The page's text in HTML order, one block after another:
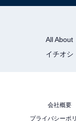
All About
イチオシ
会社概要
プライバシーポ